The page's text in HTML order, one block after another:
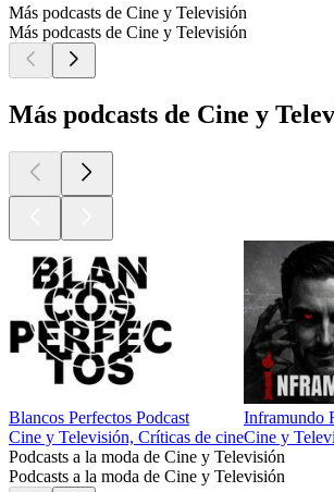
Más podcasts de Cine y Televisión
Más podcasts de Cine y Televisión
Más podcasts de Cine y
Blancos Perfectos Podcast
Cine y Televisión, Críticas de cine
Inframundo
Cine y
Podcasts a la moda de Cine y Televisión
Podcasts a la moda de Cine y Televisión